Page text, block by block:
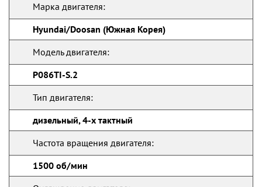
Марка двигателя:
Hyundai/Doosan (Южная Корея)
Модель двигателя:
P086TI-S.2
Тип двигателя:
дизельный, 4-х тактный
Частота вращения двигателя:
1500 об/мин